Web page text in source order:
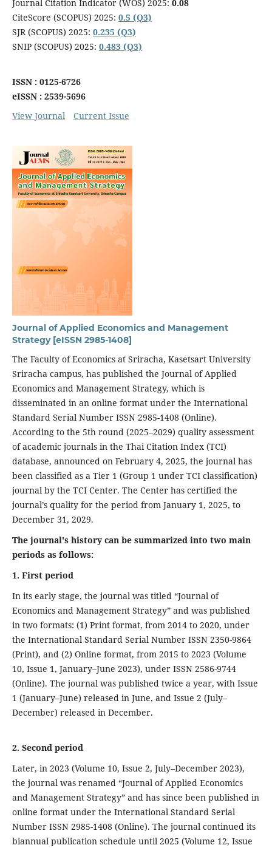
Journal Citation Indicator (WOS) 2025: 0.08
CiteScore (SCOPUS) 2025: 0.5 (Q3)
SJR (SCOPUS) 2025: 0.235 (Q3)
SNIP (SCOPUS) 2025: 0.483 (Q3)
ISSN : 0125-6726
eISSN : 2539-5696
View Journal
Current Issue
Journal of Applied Economics and Management
Strategy [eISSN 2985-1408]
The Faculty of Economics at Sriracha, Kasetsart University
Sriracha campus, has published the Journal of Applied
Economics and Management Strategy, which is
disseminated in an online format under the International
Standard Serial Number ISSN 2985-1408 (Online).
According to the 5th round (2025–2029) quality assessment
of academic journals in the Thai Citation Index (TCI)
database, announced on February 4, 2025, the journal has
been classified as a Tier 1 (Group 1 under TCI classification)
journal by the TCI Center. The Center has certified the
journal’s quality for the period from January 1, 2025, to
December 31, 2029.
The journal's history can be summarized into two main
periods as follows:
1. First period
In its early stage, the journal was titled “Journal of
Economics and Management Strategy” and was published
in two formats: (1) Print format, from 2014 to 2020, under
the International Standard Serial Number ISSN 2350-9864
(Print), and (2) Online format, from 2015 to 2023 (Volume
10, Issue 1, January–June 2023), under ISSN 2586-9744
(Online). The journal was published twice a year, with Issue
1 (January–June) released in June, and Issue 2 (July–
December) released in December.
2. Second period
Later, in 2023 (Volume 10, Issue 2, July–December 2023),
the journal was renamed “Journal of Applied Economics
and Management Strategy” and has since been published in
online format under the International Standard Serial
Number ISSN 2985-1408 (Online). The journal continued its
biannual publication schedule until 2025 (Volume 12, Issue